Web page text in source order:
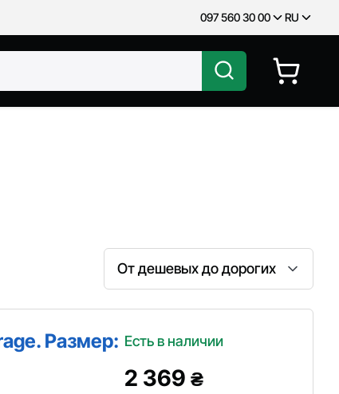
097 560 30 00 RU
Сортировка
Размер: Есть в наличии
2 369 ₴